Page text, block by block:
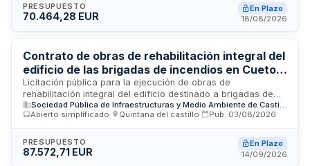
seguridad social, condiciones de trabajo y prevención de
riesgos laborales que deberá acreditar la empresa
certificaciones de organismos competentes.
PRESUPUESTO
70.464,28 EUR
En Plazo
18/08/2026
Contrato de obras de rehabilitación integral del
edificio de las brigadas de incendios en Cueto,
León
Licitación pública para la ejecución de obras de
rehabilitación integral del edificio destinado a brigadas de
incendios ubicado en Cueto, provincia de León. El contrato
se tramita mediante procedimiento abierto simplificado sin
conforme a la Ley de Contratos del Sector Público. Las
obras incluyen el proyecto técnico completo con estudio de
Sociedad Pública de Infraestructuras y Medio Ambiente de Castilla y León S.A.
Abierto simplificado
Quintana del castillo Pub. 03/08/2026
PRESUPUESTO
87.572,71 EUR
En Plazo
14/09/2026